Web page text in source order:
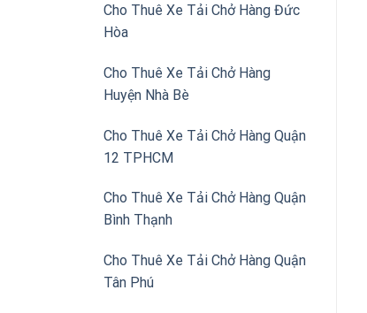
Cho Thuê Xe Tải Chở Hàng Đức
Hòa
Cho Thuê Xe Tải Chở Hàng
Huyện Nhà Bè
Cho Thuê Xe Tải Chở Hàng Quận
12 TPHCM
Cho Thuê Xe Tải Chở Hàng Quận
Bình Thạnh
Cho Thuê Xe Tải Chở Hàng Quận
Tân Phú